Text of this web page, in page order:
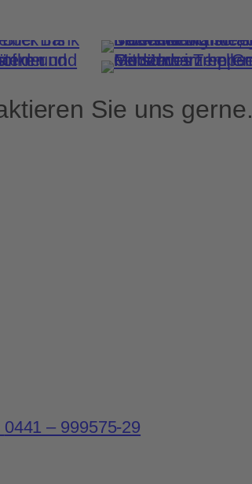
Sie uns gerne.
0441 – 999575-29